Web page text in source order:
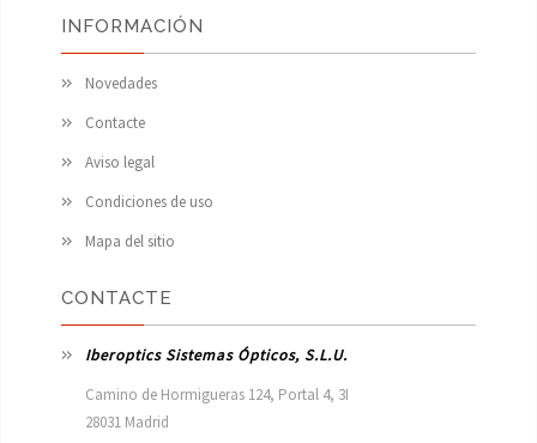
INFORMACIÓN
Novedades
Contacte
Aviso legal
Condiciones de uso
Mapa del sitio
CONTACTE
Iberoptics Sistemas Ópticos, S.L.U.
Camino de Hormigueras 124, Portal 4, 3I
28031 Madrid